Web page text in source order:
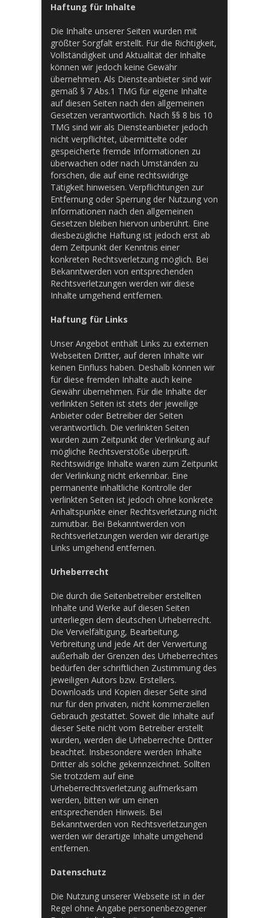
Haftung für Inhalte
Die Inhalte unserer Seiten wurden mit
größter Sorgfalt erstellt. Für die Richtigkeit,
Vollständigkeit und Aktualität der Inhalte
können wir jedoch keine Gewähr
übernehmen. Als Diensteanbieter sind wir
gemäß § 7 Abs.1 TMG für eigene Inhalte
auf diesen Seiten nach den allgemeinen
Gesetzen verantwortlich. Nach §§ 8 bis 10
TMG sind wir als Diensteanbieter jedoch
nicht verpflichtet, übermittelte oder
gespeicherte fremde Informationen zu
überwachen oder nach Umständen zu
forschen, die auf eine rechtswidrige
Tätigkeit hinweisen. Verpflichtungen zur
Entfernung oder Sperrung der Nutzung von
Informationen nach den allgemeinen
Gesetzen bleiben hiervon unberührt. Eine
diesbezügliche Haftung ist jedoch erst ab
dem Zeitpunkt der Kenntnis einer
konkreten Rechtsverletzung möglich. Bei
Bekanntwerden von entsprechenden
Rechtsverletzungen werden wir diese
Inhalte umgehend entfernen.
Haftung für Links
Unser Angebot enthält Links zu externen
Webseiten Dritter, auf deren Inhalte wir
keinen Einfluss haben. Deshalb können wir
für diese fremden Inhalte auch keine
Gewähr übernehmen. Für die Inhalte der
verlinkten Seiten ist stets der jeweilige
Anbieter oder Betreiber der Seiten
verantwortlich. Die verlinkten Seiten
wurden zum Zeitpunkt der Verlinkung auf
mögliche Rechtsverstöße überprüft.
Rechtswidrige Inhalte waren zum Zeitpunkt
der Verlinkung nicht erkennbar. Eine
permanente inhaltliche Kontrolle der
verlinkten Seiten ist jedoch ohne konkrete
Anhaltspunkte einer Rechtsverletzung nicht
zumutbar. Bei Bekanntwerden von
Rechtsverletzungen werden wir derartige
Links umgehend entfernen.
Urheberrecht
Die durch die Seitenbetreiber erstellten
Inhalte und Werke auf diesen Seiten
unterliegen dem deutschen Urheberrecht.
Die Vervielfältigung, Bearbeitung,
Verbreitung und jede Art der Verwertung
außerhalb der Grenzen des Urheberrechtes
bedürfen der schriftlichen Zustimmung des
jeweiligen Autors bzw. Erstellers.
Downloads und Kopien dieser Seite sind
nur für den privaten, nicht kommerziellen
Gebrauch gestattet. Soweit die Inhalte auf
dieser Seite nicht vom Betreiber erstellt
wurden, werden die Urheberrechte Dritter
beachtet. Insbesondere werden Inhalte
Dritter als solche gekennzeichnet. Sollten
Sie trotzdem auf eine
Urheberrechtsverletzung aufmerksam
werden, bitten wir um einen
entsprechenden Hinweis. Bei
Bekanntwerden von Rechtsverletzungen
werden wir derartige Inhalte umgehend
entfernen.
Datenschutz
Die Nutzung unserer Webseite ist in der
Regel ohne Angabe personenbezogener